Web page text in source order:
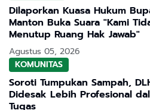
Dilaporkan Kuasa Hukum
Manton Buka Suara "Kami
Menutup Ruang Hak Jawab"
Agustus 05, 2026
KOMUNITAS
Soroti Tumpukan Sampah,
Didesak Lebih Profesional
Tugas